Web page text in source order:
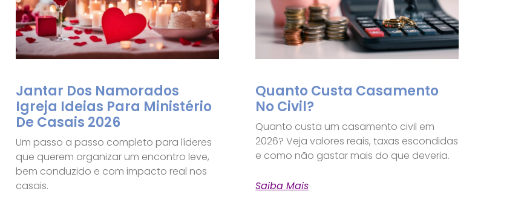
Jantar Dos Namorados
Igreja Ideias Para Ministério
De Casais 2026
Um passo a passo completo para líderes
que querem organizar um encontro leve,
bem conduzido e com impacto real nos
casais.
Quanto Custa Casamento
No Civil?
Quanto custa um casamento civil em
2026? Veja valores reais, taxas escondidas
e como não gastar mais do que deveria.
Saiba Mais